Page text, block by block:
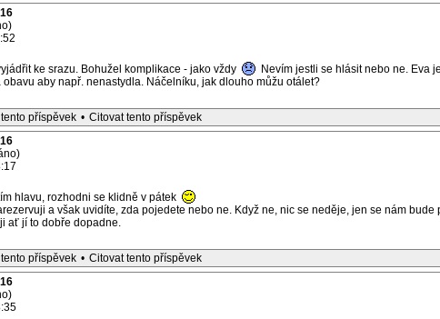
ke srazu. Bohužel komplikace - jako vždy
Nevím jestli se hlásit nebo ne. Eva
aby např. nenastydla. Náčelníku, jak dlouho můžu otálet?
příspěvek • Citovat tento příspěvek
hlavu, rozhodni se klidně v pátek
a však uvidíte, zda pojedete nebo ne. Když ne, nic se neděje, jen se nám bude
ať jí to dobře dopadne.
příspěvek • Citovat tento příspěvek